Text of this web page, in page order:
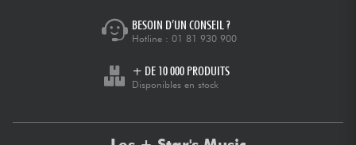
BESOIN D’UN CONSEIL ?
Hotline : 01 81 930 900
+ DE 10 000 PRODUITS
Disponibles en stock